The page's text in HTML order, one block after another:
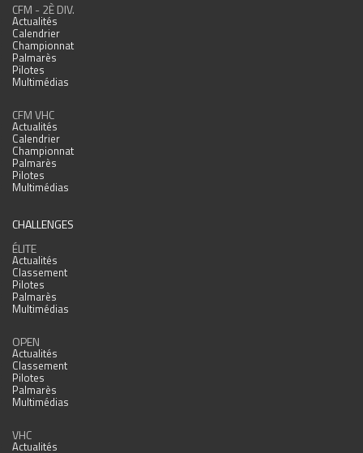
CFM - 2È DIV.
Actualités
Calendrier
Championnat
Palmarès
Pilotes
Multimédias
CFM VHC
Actualités
Calendrier
Championnat
Palmarès
Pilotes
Multimédias
CHALLENGES
ÉLITE
Actualités
Classement
Pilotes
Palmarès
Multimédias
OPEN
Actualités
Classement
Pilotes
Palmarès
Multimédias
VHC
Actualités